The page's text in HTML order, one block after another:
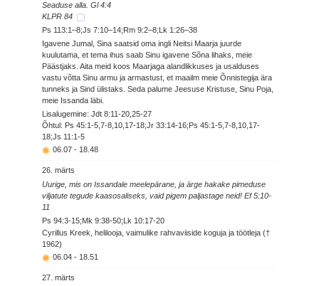
Seaduse alla. Gl 4:4
KLPR 84
Ps 113:1–8;Js 7:10–14;Rm 9:2–8;Lk 1:26–38
Igavene Jumal, Sina saatsid oma ingli Neitsi Maarja juurde
kuulutama, et tema ihus saab Sinu igavene Sõna lihaks, meie
Päästjaks. Aita meid koos Maarjaga alandlikkuses ja usalduses
vastu võtta Sinu armu ja armastust, et maailm meie Õnnistegija ära
tunneks ja Sind ülistaks. Seda palume Jeesuse Kristuse, Sinu Poja,
meie Issanda läbi.
Lisalugemine: Jdt 8:11-20,25-27
Õhtul: Ps 45:1-5,7-8,10,17-18;Jr 33:14-16;Ps 45:1-5,7-8,10,17-
18;Js 11:1-5
06.07 - 18.48
26. märts
Uurige, mis on Issandale meelepärane, ja ärge hakake pimeduse
viljatute tegude kaasosaliseks, vaid pigem paljastage neid! Ef 5:10-
11
Ps 94:3-15;Mk 9:38-50;Lk 10:17-20
Cyrillus Kreek, helilooja, vaimulike rahvaviiside koguja ja töötleja (†
1962)
06.04 - 18.51
27. märts